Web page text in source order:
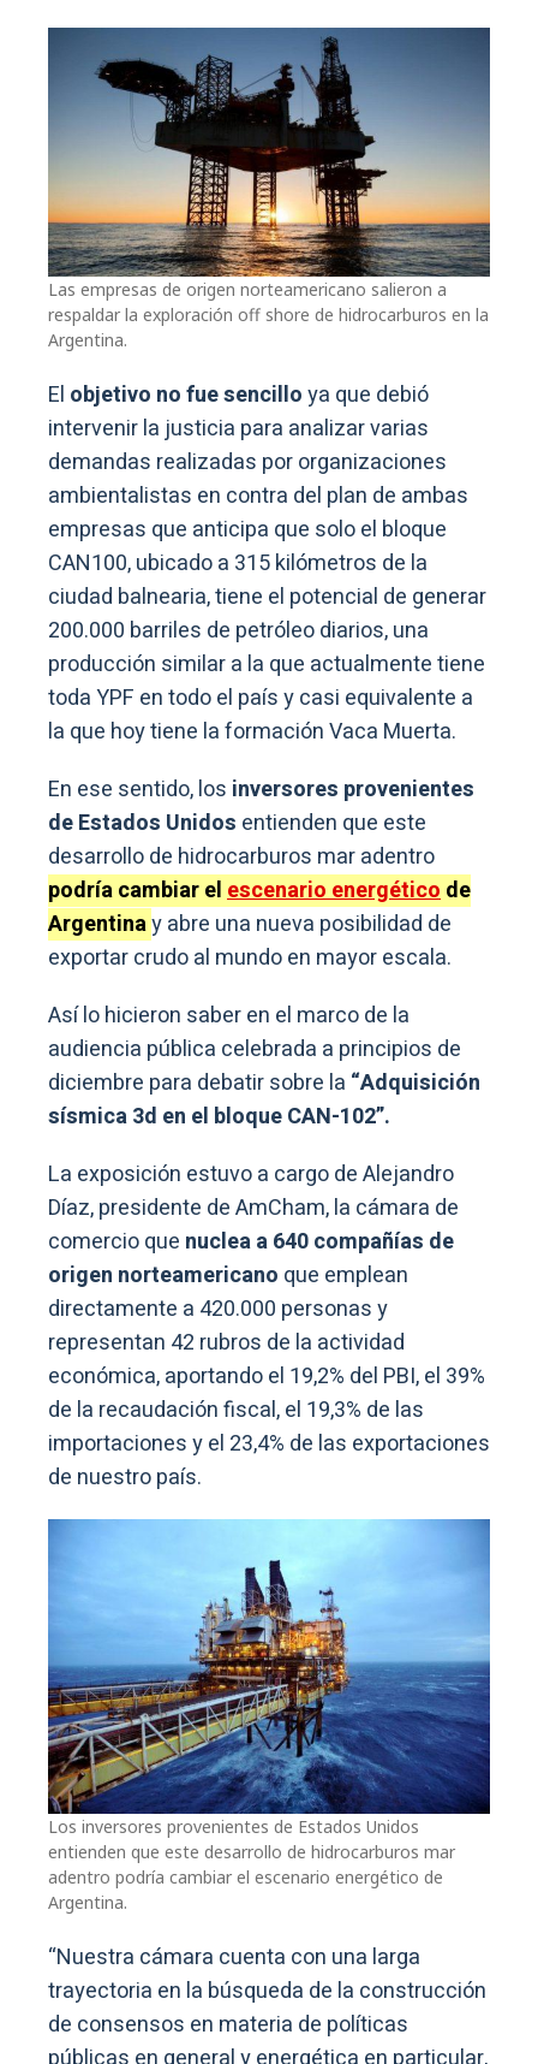
Las empresas de origen norteamericano salieron a
respaldar la exploración off shore de hidrocarburos en la
Argentina.
El objetivo no fue sencilloya que debió
intervenir la justicia para analizar varias
demandas realizadas por organizaciones
ambientalistas en contra del plan de ambas
empresas que anticipa que solo el bloque
CAN100, ubicado a 315 kilómetros de la
ciudad balnearia, tiene el potencial de generar
200.000 barriles de petróleo diarios, una
producción similar a la que actualmente tiene
toda YPF en todo el país y casi equivalente a
la que hoy tiene la formación Vaca Muerta.
En ese sentido, los inversores provenientes
de Estados Unidos entienden que este
desarrollo de hidrocarburos mar adentro
podría cambiar elescenario energéticode
Argentinay abre una nueva posibilidad de
exportar crudo al mundo en mayor escala.
Así lo hicieron saber en el marco de la
audiencia pública celebrada a principios de
diciembre para debatir sobre la “Adquisición
sísmica 3d en el bloque CAN-102”.
La exposición estuvo a cargo de Alejandro
Díaz, presidente de AmCham, la cámara de
comercio que nuclea a 640 compañías de
origen norteamericano que emplean
directamente a 420.000 personas y
representan 42 rubros de la actividad
económica, aportando el 19,2% del PBI, el 39%
de la recaudación fiscal, el 19,3% de las
importaciones y el 23,4% de las exportaciones
de nuestro país.
Los inversores provenientes de Estados Unidos
entienden que este desarrollo de hidrocarburos mar
adentro podría cambiar el escenario energético de
Argentina.
“Nuestra cámara cuenta con una larga
trayectoria en la búsqueda de la construcción
de consensos en materia de políticas